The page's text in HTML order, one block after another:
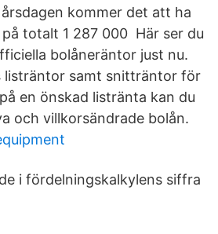
kommer det att ha
totalt 1 287 000 Här ser du
bolåneräntor just nu.
listräntor samt snitträntor för
en önskad listränta kan du
och villkorsändrade bolån.
i fördelningskalkylens siffra